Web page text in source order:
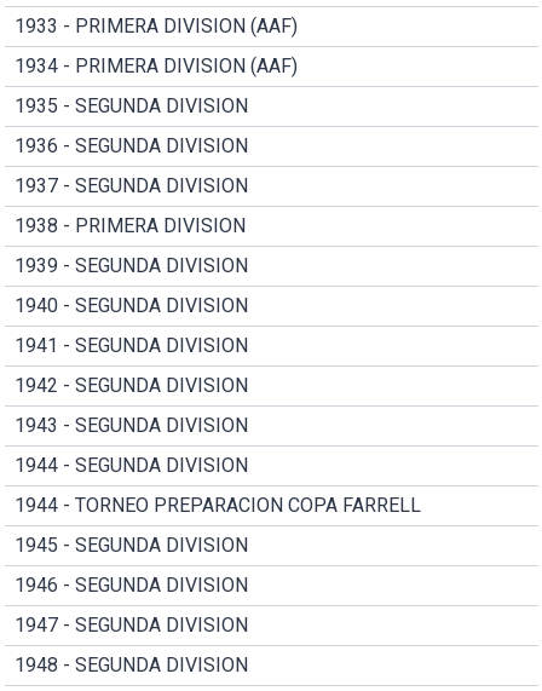
1933 - PRIMERA DIVISION (AAF)
1934 - PRIMERA DIVISION (AAF)
1935 - SEGUNDA DIVISION
1936 - SEGUNDA DIVISION
1937 - SEGUNDA DIVISION
1938 - PRIMERA DIVISION
1939 - SEGUNDA DIVISION
1940 - SEGUNDA DIVISION
1941 - SEGUNDA DIVISION
1942 - SEGUNDA DIVISION
1943 - SEGUNDA DIVISION
1944 - SEGUNDA DIVISION
1944 - TORNEO PREPARACION COPA FARRELL
1945 - SEGUNDA DIVISION
1946 - SEGUNDA DIVISION
1947 - SEGUNDA DIVISION
1948 - SEGUNDA DIVISION